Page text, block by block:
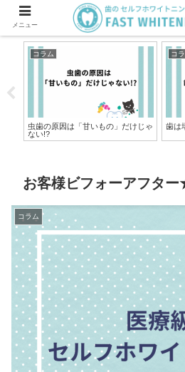
コラム
虫歯の原因は「甘いもの」だけじゃ
ない!?
コ
歯は
お客様ビフォーアフタ
コラム
メニュー